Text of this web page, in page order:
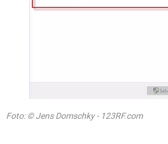
Foto: © Jens Domschky - 123RF.com